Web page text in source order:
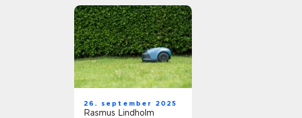
26. september 2025
Rasmus Lindholm